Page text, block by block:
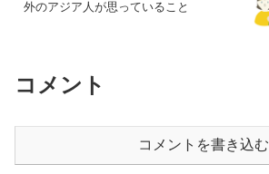
外のアジア人が思っていること
コメント
コメントを書き込む